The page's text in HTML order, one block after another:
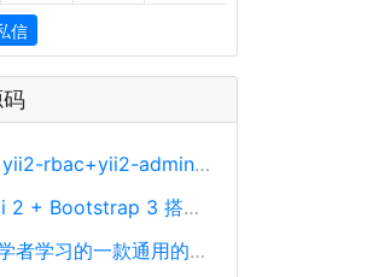
信
整合完 yii2-rbac+yii2-admin+adminlte 等库的基础开发后台源码
基于 Yii 2 + Bootstrap 3 搭建一套后台管理系统 CMF
适合初学者学习的一款通用的管理后台